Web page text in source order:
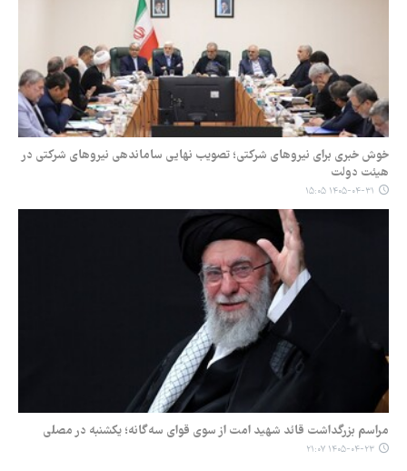
خوش خبری برای نیروهای شرکتی؛ تصویب نهایی ساماندهی نیروهای شرکتی در
هیئت دولت
۱۴۰۵-۰۴-۳۱ ۱۵:۰۵
مراسم بزرگداشت قائد شهید امت از سوی قوای سه‌گانه؛ یکشنبه در مصلی
۱۴۰۵-۰۴-۲۳ ۲۱:۰۷